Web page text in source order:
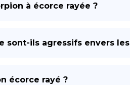
à écorce rayée ?
sont-ils agressifs envers
écorce rayé ?